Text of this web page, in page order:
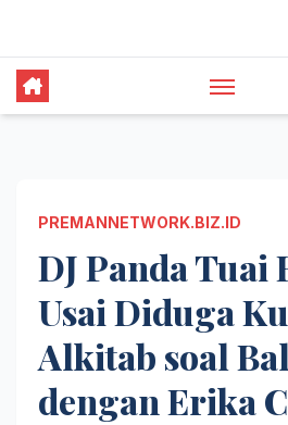
PREMANNETWORK.BIZ.ID
DJ Panda Tuai
Usai Diduga
Alkitab soal
dengan Erika